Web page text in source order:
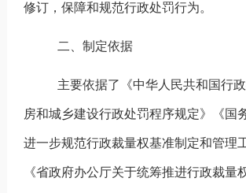
修订，保障和规范行政处罚行为。
二、制定依据
主要依据了《中华人民共和国行
房和城乡建设行政处罚程序规定》《国
进一步规范行政裁量权基准制定和管理
《省政府办公厅关于统筹推进行政裁量